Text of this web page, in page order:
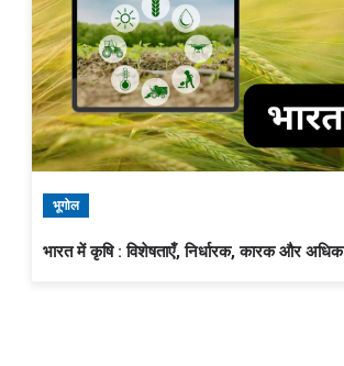
भूगोल
भारत में कृषि : विशेषताएँ, निर्धारक, कारक और अधिक